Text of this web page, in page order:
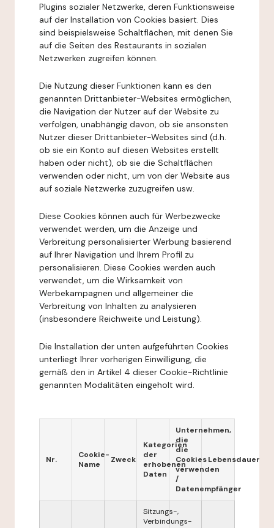
Plugins sozialer Netzwerke, deren Funktionsweise
auf der Installation von Cookies basiert. Dies
sind beispielsweise Schaltflächen, mit denen Sie
auf die Seiten des Restaurants in sozialen
Netzwerken zugreifen können.
Die Nutzung dieser Funktionen kann es den
genannten Drittanbieter-Websites ermöglichen,
die Navigation der Nutzer auf der Website zu
verfolgen, unabhängig davon, ob sie ansonsten
Nutzer dieser Drittanbieter-Websites sind (d.h.
ob sie ein Konto auf diesen Websites erstellt
haben oder nicht), ob sie die Schaltflächen
verwenden oder nicht, um von der Website aus
auf soziale Netzwerke zuzugreifen usw.
Diese Cookies können auch für Werbezwecke
verwendet werden, um die Anzeige und
Verbreitung personalisierter Werbung basierend
auf Ihrer Navigation und Ihrem Profil zu
personalisieren. Diese Cookies werden auch
verwendet, um die Wirksamkeit von
Werbekampagnen und allgemeiner die
Verbreitung von Inhalten zu analysieren
(insbesondere Reichweite und Leistung).
Die Installation der unten aufgeführten Cookies
unterliegt Ihrer vorherigen Einwilligung, die
gemäß den in Artikel 4 dieser Cookie-Richtlinie
genannten Modalitäten eingeholt wird.
Nr.
Cookie-
Name
Zweck
Kategorien
der
erhobenen
Daten
Unternehmen,
die
die
Cookies
verwenden
/
Datenempfänger
Lebensdauer
Sitzungs-,
Verbindungs-